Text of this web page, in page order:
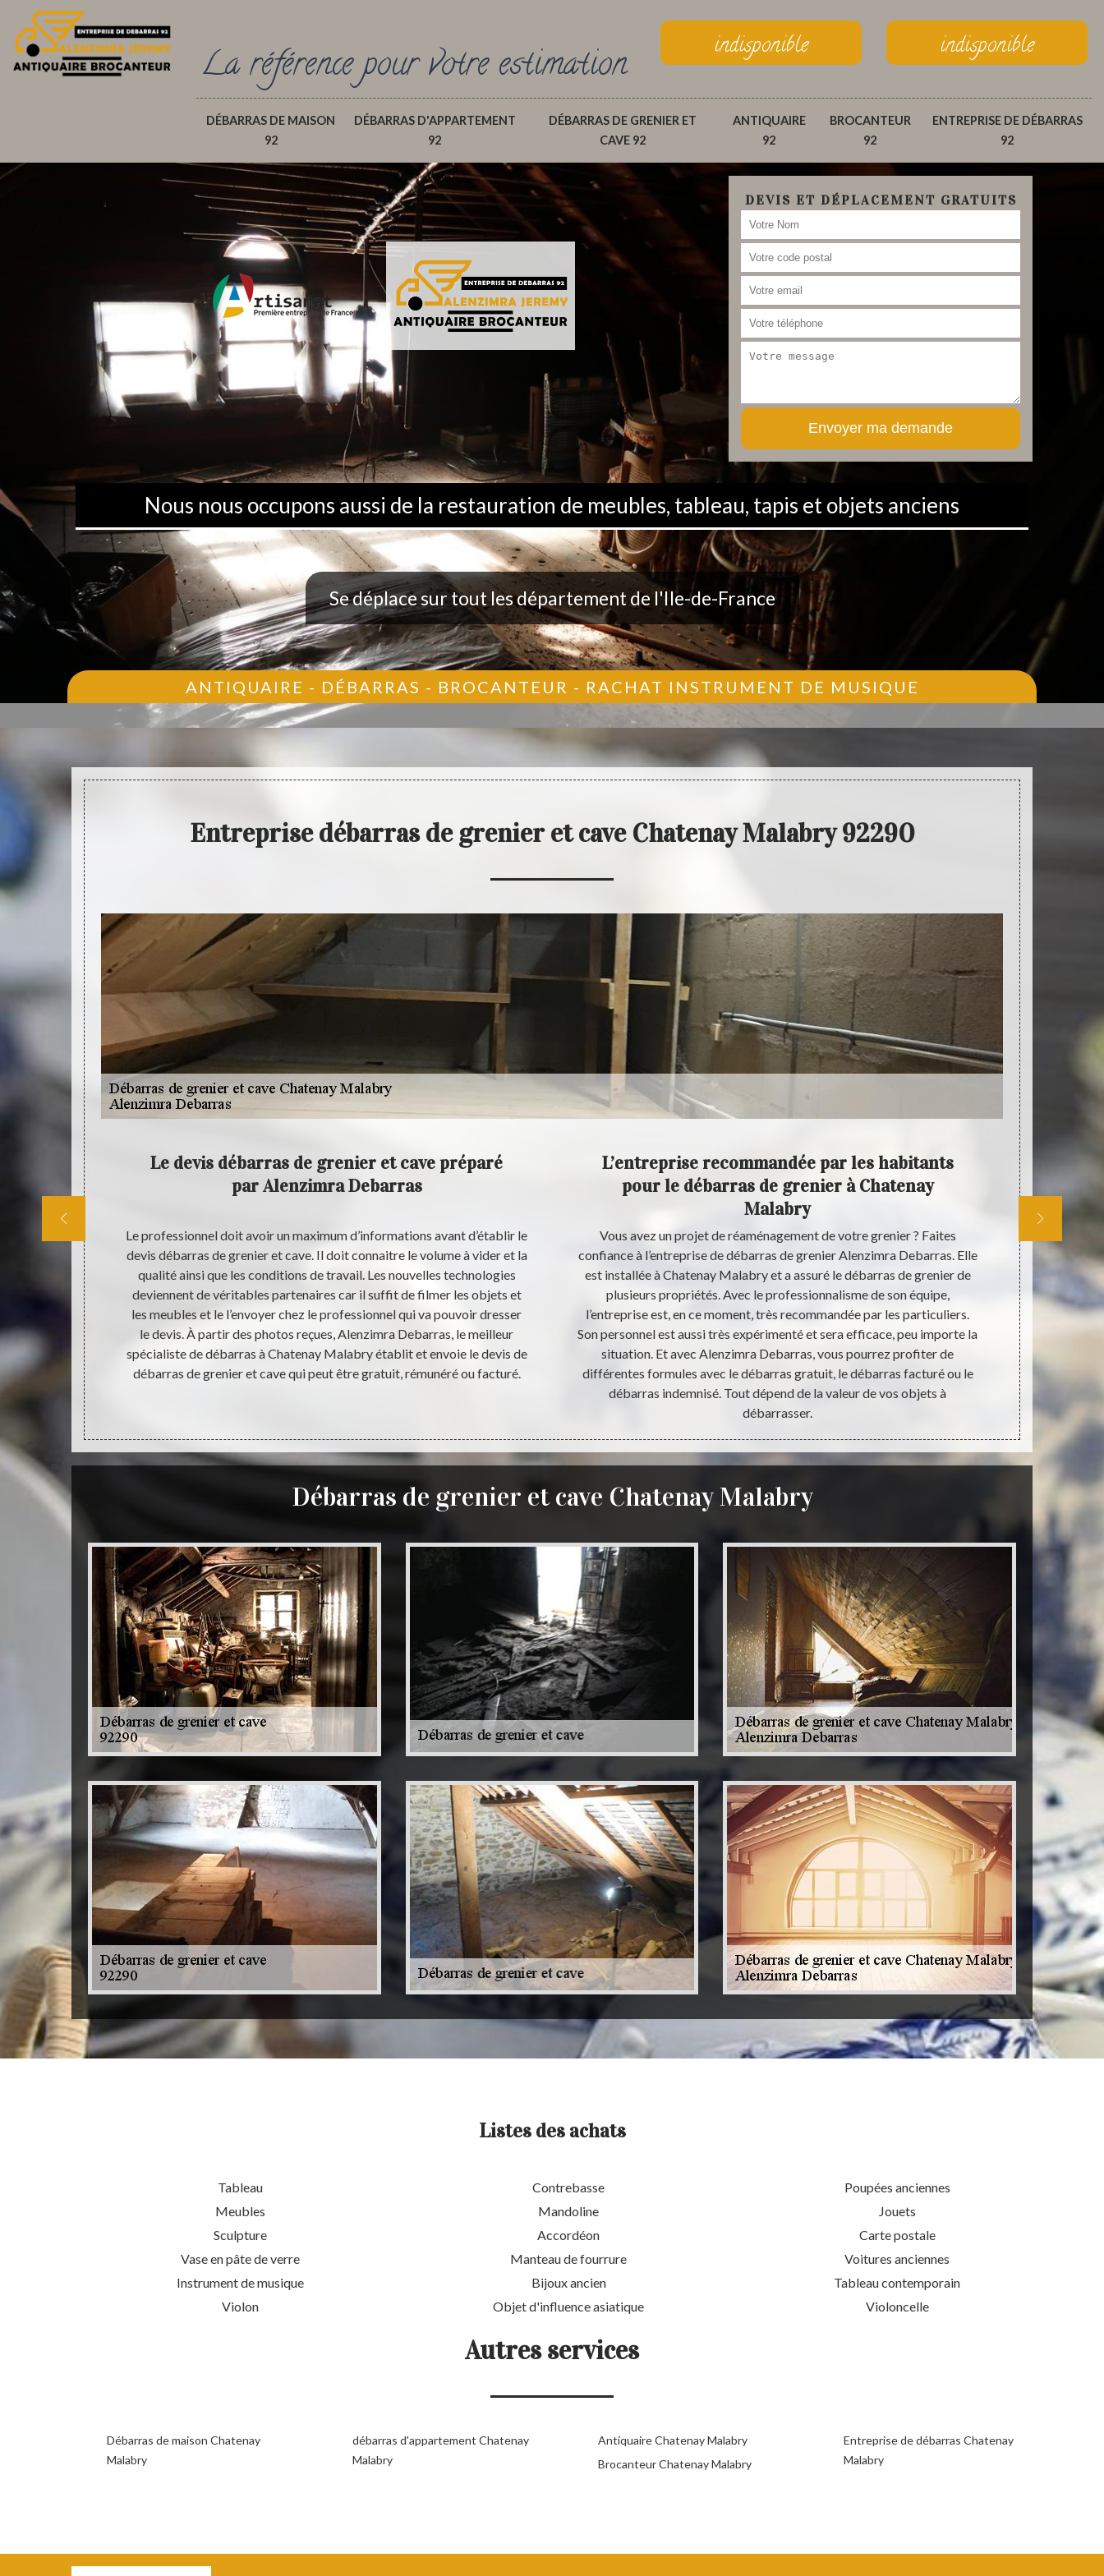
La référence pour votre estimation indisponible indisponible
DÉBARRAS DE MAISON
92
DÉBARRAS D'APPARTEMENT
92
DÉBARRAS DE GRENIER ET
CAVE 92
ANTIQUAIRE
92
BROCANTEUR
92
ENTREPRISE DE DÉBARRAS
92
DEVIS ET DÉPLACEMENT GRATUITS
Nous nous occupons aussi de la restauration de meubles, tableau, tapis et objets anciens
Se déplace sur tout les département de l'Ile-de-France
ANTIQUAIRE - DÉBARRAS - BROCANTEUR - RACHAT INSTRUMENT DE MUSIQUE
Entreprise débarras de grenier et cave Chatenay Malabry 92290
vos
donné
vous !
de
Le devis débarras de grenier et cave préparé
par Alenzimra Debarras
Le professionnel doit avoir un maximum d’informations avant d’établir le
devis débarras de grenier et cave. Il doit connaitre le volume à vider et la
qualité ainsi que les conditions de travail. Les nouvelles technologies
deviennent de véritables partenaires car il suffit de filmer les objets et
les meubles et le l’envoyer chez le professionnel qui va pouvoir dresser
le devis. À partir des photos reçues, Alenzimra Debarras, le meilleur
spécialiste de débarras à Chatenay Malabry établit et envoie le devis de
débarras de grenier et cave qui peut être gratuit, rémunéré ou facturé.
L’entreprise recommandée par les habitants
pour le débarras de grenier à Chatenay
Malabry
Vous avez un projet de réaménagement de votre grenier ? Faites
confiance à l’entreprise de débarras de grenier Alenzimra Debarras. Elle
est installée à Chatenay Malabry et a assuré le débarras de grenier de
plusieurs propriétés. Avec le professionnalisme de son équipe,
l’entreprise est, en ce moment, très recommandée par les particuliers.
Son personnel est aussi très expérimenté et sera efficace, peu importe la
situation. Et avec Alenzimra Debarras, vous pourrez profiter de
différentes formules avec le débarras gratuit, le débarras facturé ou le
débarras indemnisé. Tout dépend de la valeur de vos objets à
débarrasser.
Alenzimra
disposition
Débarras de grenier et cave Chatenay Malabry
Listes des achats
Tableau
Meubles
Sculpture
Vase en pâte de verre
Instrument de musique
Violon
Contrebasse
Mandoline
Accordéon
Manteau de fourrure
Bijoux ancien
Objet d'influence asiatique
Poupées anciennes
Jouets
Carte postale
Voitures anciennes
Tableau contemporain
Violoncelle
Autres services
Débarras de maison Chatenay
Malabry
débarras d'appartement Chatenay
Malabry
Antiquaire Chatenay Malabry
Brocanteur Chatenay Malabry
Entreprise de débarras Chatenay
Malabry